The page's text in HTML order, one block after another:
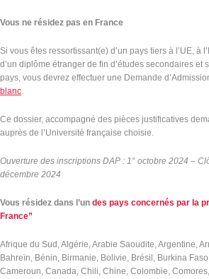
Vous ne résidez pas en France
Si vous êtes ressortissant(e) d’un pays tiers à l’UE, à
d’un diplôme étranger de fin d’études secondaires et
pays, vous devrez effectuer une Demande
blanc.
Ce dossier, accompagné des pièces justificatives
auprès de l’Université française choisie.
Ouverture des inscriptions DAP : 1° octobre 2024 –
décembre 2024
Vous résidez dans l’un des pays concernés par la
France”
Afrique du Sud, Algérie, Arabie Saoudite, Argentine,
Bahreïn, Bénin, Birmanie, Bolivie, Brésil, Burkina
Cameroun, Canada, Chili, Chine, Colombie,